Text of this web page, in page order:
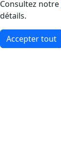
Consultez notre
détails.
Accepter tout